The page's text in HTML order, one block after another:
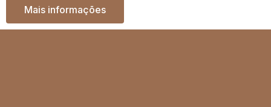
Mais informações